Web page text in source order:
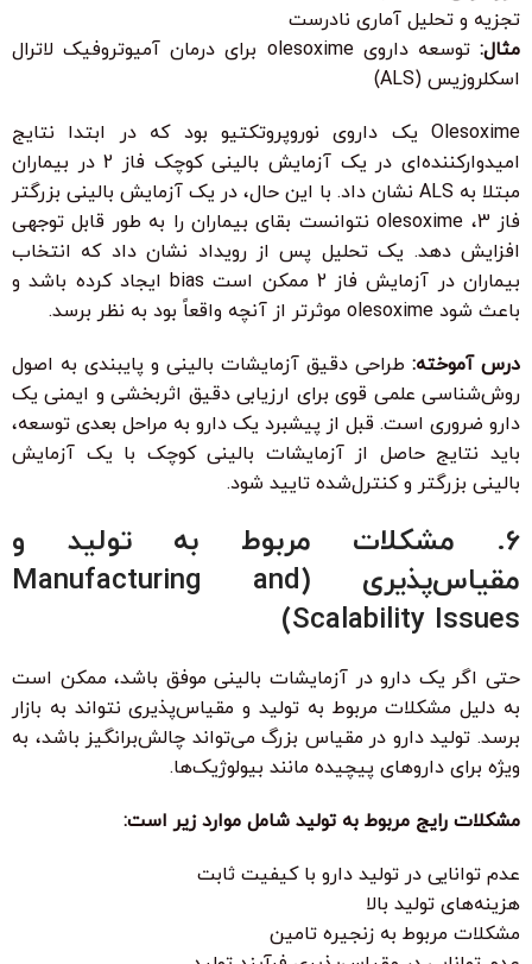
تجزیه و تحلیل آماری نادرست
مثال:
توسعه داروی olesoxime برای درمان آمیوتروفیک لاترال
اسکلروزیس (ALS)
Olesoxime یک داروی نوروپروتکتیو بود که در ابتدا نتایج
امیدوارکننده‌ای در یک آزمایش بالینی کوچک فاز 2 در بیماران
مبتلا به ALS نشان داد. با این حال، در یک آزمایش بالینی بزرگتر
فاز 3، olesoxime نتوانست بقای بیماران را به طور قابل توجهی
افزایش دهد. یک تحلیل پس از رویداد نشان داد که انتخاب
بیماران در آزمایش فاز 2 ممکن است bias ایجاد کرده باشد و
باعث شود olesoxime موثرتر از آنچه واقعاً بود به نظر برسد.
درس آموخته: طراحی دقیق آزمایشات بالینی و پایبندی به اصول
روش‌شناسی علمی قوی برای ارزیابی دقیق اثربخشی و ایمنی یک
دارو ضروری است. قبل از پیشبرد یک دارو به مراحل بعدی توسعه،
باید نتایج حاصل از آزمایشات بالینی کوچک با یک آزمایش
بالینی بزرگتر و کنترل‌شده تایید شود.
6. مشکلات مربوط به تولید و
مقیاس‌پذیری (Manufacturing and
Scalability Issues)
حتی اگر یک دارو در آزمایشات بالینی موفق باشد، ممکن است
به دلیل مشکلات مربوط به تولید و مقیاس‌پذیری نتواند به بازار
برسد. تولید دارو در مقیاس بزرگ می‌تواند چالش‌برانگیز باشد، به
ویژه برای داروهای پیچیده مانند بیولوژیک‌ها.
مشکلات رایج مربوط به تولید شامل موارد زیر است:
عدم توانایی در تولید دارو با کیفیت ثابت
هزینه‌های تولید بالا
مشکلات مربوط به زنجیره تامین